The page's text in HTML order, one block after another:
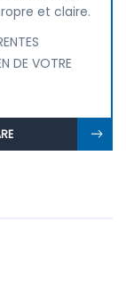
et claire.
DE VOTRE